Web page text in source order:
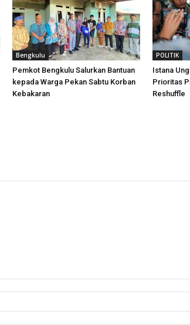
Bengkulu
Pemkot Bengkulu Salurkan Bantuan
kepada Warga Pekan Sabtu Korban
Kebakaran
POLITIK
Istana
Prioritas
Reshuffle